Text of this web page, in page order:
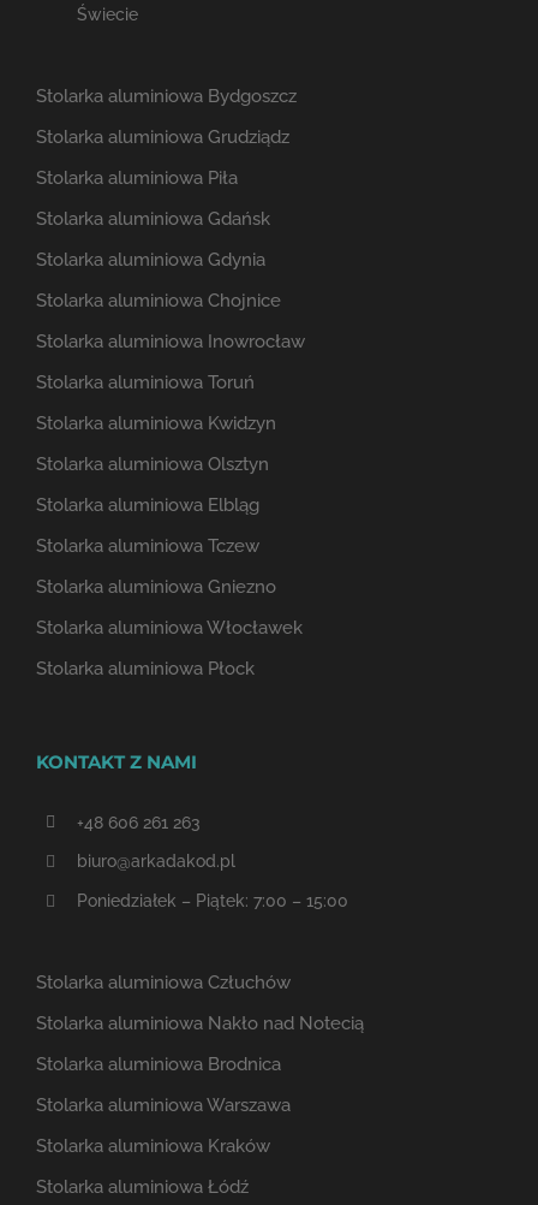
Świecie
Stolarka aluminiowa Bydgoszcz
Stolarka aluminiowa Grudziądz
Stolarka aluminiowa Piła
Stolarka aluminiowa Gdańsk
Stolarka aluminiowa Gdynia
Stolarka aluminiowa Chojnice
Stolarka aluminiowa Inowrocław
Stolarka aluminiowa Toruń
Stolarka aluminiowa Kwidzyn
Stolarka aluminiowa Olsztyn
Stolarka aluminiowa Elbląg
Stolarka aluminiowa Tczew
Stolarka aluminiowa Gniezno
Stolarka aluminiowa Włocławek
Stolarka aluminiowa Płock
KONTAKT Z NAMI
+48 606 261 263
biuro@arkadakod.pl
Poniedziałek – Piątek: 7:00 – 15:00
Stolarka aluminiowa Człuchów
Stolarka aluminiowa Nakło nad Notecią
Stolarka aluminiowa Brodnica
Stolarka aluminiowa Warszawa
Stolarka aluminiowa Kraków
Stolarka aluminiowa Łódź